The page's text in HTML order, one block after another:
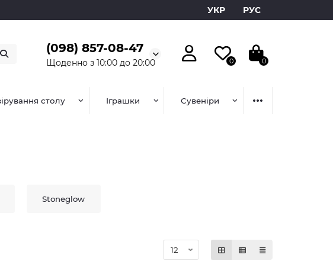
УКР РУС
(098) 857-08-47
Щоденно з 10:00 до 20:00 0 0
столу Іграшки Сувеніри
Stoneglow